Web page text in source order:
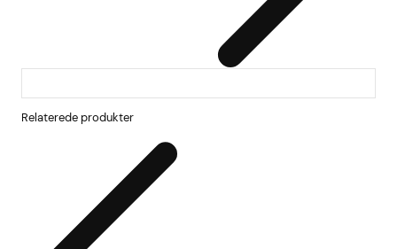
Relaterede produkter